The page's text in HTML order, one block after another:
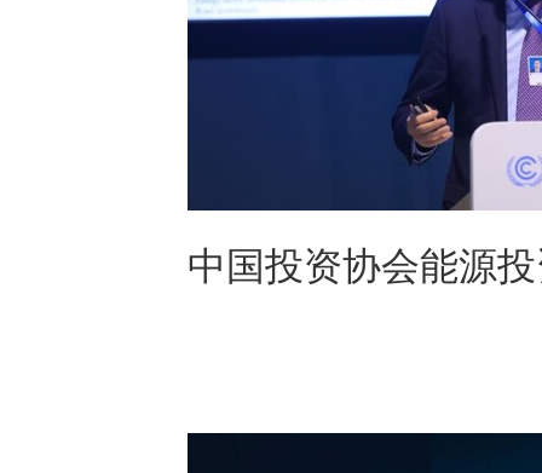
中国投资协会能源